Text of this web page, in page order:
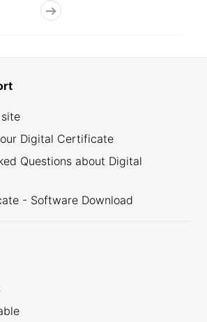
Digital Certificate
Questions about Digital
- Software Download